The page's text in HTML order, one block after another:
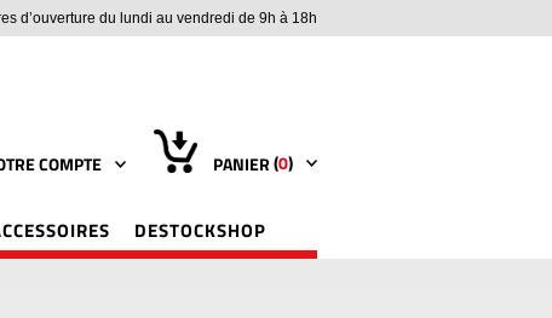
d’ouverture du lundi au vendredi de 9h à 18h
COMPTE PANIER(0)
DESTOCKSHOP